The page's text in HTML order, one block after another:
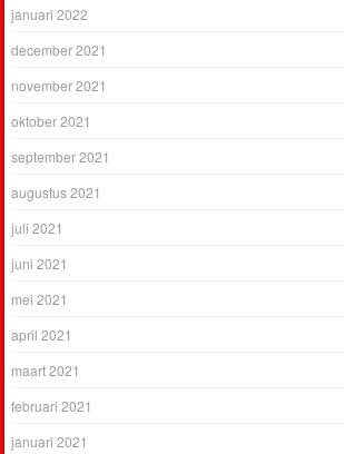
januari 2022
december 2021
november 2021
oktober 2021
september 2021
augustus 2021
juli 2021
juni 2021
mei 2021
april 2021
maart 2021
februari 2021
januari 2021